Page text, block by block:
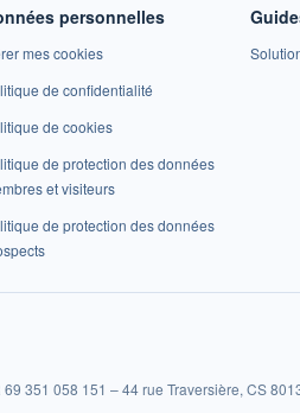
personnelles
mes cookies
de confidentialité
de cookies
de protection des données
et visiteurs
de protection des données
351 058 151 – 44 rue Traversière, CS